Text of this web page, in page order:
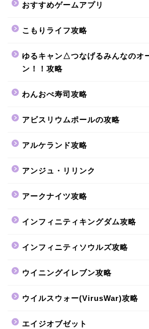
おすすめゲームアプリ
こもりライフ攻略
ゆるキャン△つなげるみんなのオ
ン！！攻略
わんおぺ寿司攻略
アビスリウムポールの攻略
アルケランド攻略
アンジュ・リリンク
アークナイツ攻略
インフィニティキングダム攻略
インフィニティソウルズ攻略
ウイニングイレブン攻略
ウイルスウォー(VirusWar)攻略
エイジオブゼット